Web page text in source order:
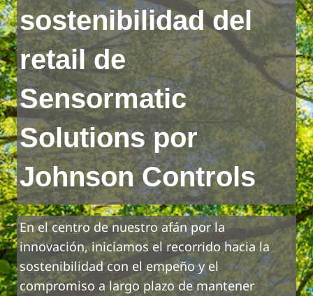
sostenibilidad del
retail de
Sensormatic
Solutions por
Johnson Controls
En el centro de nuestro afán por la
innovación, iniciamos el recorrido hacia la
sostenibilidad con el empeño y el
compromiso a largo plazo de mantener